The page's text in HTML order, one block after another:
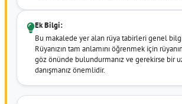
Ek Bilgi:
Bu makalede yer alan rüya tabirleri genel
Rüyanızın tam anlamını öğrenmek için
göz önünde bulundurmanız ve gerekirse bir
danışmanız önemlidir.